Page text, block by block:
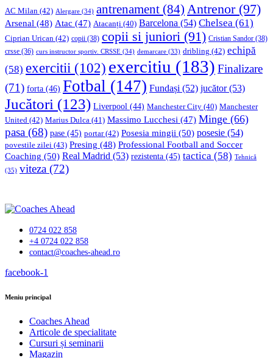
AC Milan (42) Alergare (34) antrenament (84) Antrenor(97)
Arsenal (48) Atac (47) Atacanți (40) Barcelona (54) Chelsea (61)
Ciprian Urican (42) copii (38) copii si juniori (91) Cristian Sandor (38)
crsse (36) curs instructor sportiv. CRSSE (34) demarcare (33) dribling (42) echipă
(58) exercitii (102) exercitiu (183) Finalizare
(71) forta (46) Fotbal (147) Fundași (52) jucător(53)
Jucători (123) Liverpool (44) Manchester City (40) Manchester
United (42) Marius Dulca (41) Massimo Lucchesi (47) Minge (66)
pasa (68) pase (45) portar(42) Posesia mingii (50) posesie (54)
povestile zilei (43) Presing (48) Professional Football and Soccer
Coaching (50) Real Madrid (53) rezistenta (45) tactica (58) Tehnică
(35) viteza (72)
0724 022 858
+4 0724 022 858
contact@coaches-ahead.ro
facebook-1
Meniu principal
Coaches Ahead
Articole de specialitate
Cursuri și seminarii
Magazin